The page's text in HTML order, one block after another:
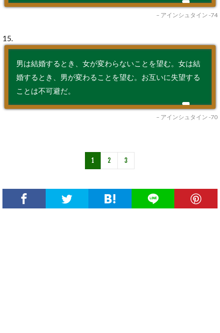
– アインシュタイン -74
15.
男は結婚するとき、女が変わらないことを望む。女は結
婚するとき、男が変わることを望む。お互いに失望する
ことは不可避だ。
– アインシュタイン -70
1 2 3